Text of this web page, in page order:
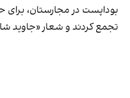
بوداپست در مجارستان، برای
تجمع کردند و شعار «جاوید